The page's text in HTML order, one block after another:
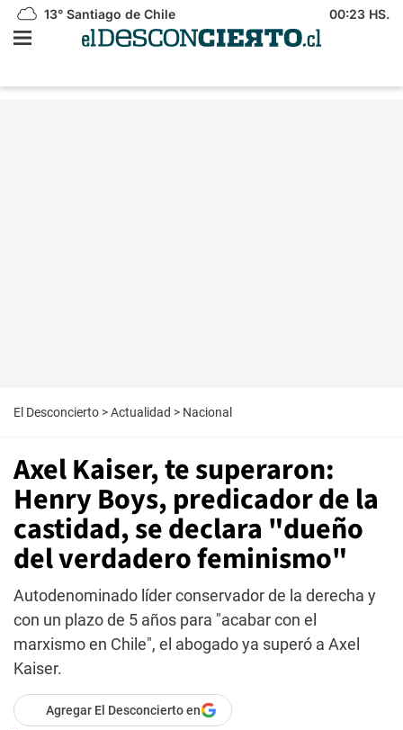
13° Santiago de Chile 00:23 HS.
El Desconcierto >Actualidad > Nacional
Axel Kaiser, te superaron:
Henry Boys, predicador de la
castidad, se declara "dueño
del verdadero feminismo"
Autodenominado líder conservador de la derecha y
con un plazo de 5 años para "acabar con el
marxismo en Chile", el abogado ya superó a Axel
Kaiser.
Agregar El Desconcierto en